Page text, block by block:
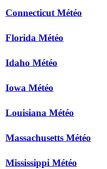
Connecticut Météo
Florida Météo
Idaho Météo
Iowa Météo
Louisiana Météo
Massachusetts Météo
Mississippi Météo